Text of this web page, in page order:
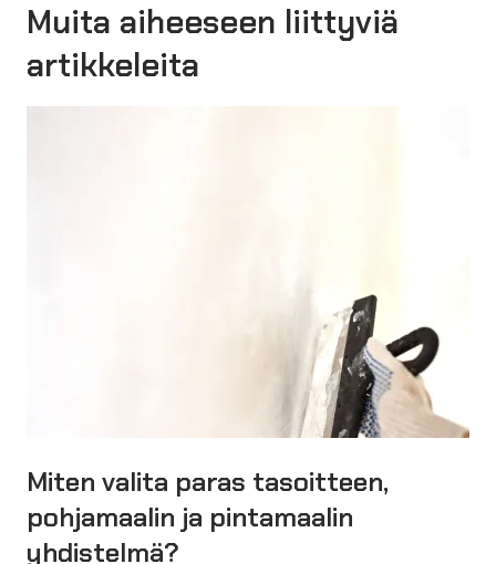
Muita aiheeseen liittyviä
artikkeleita
Miten valita paras tasoitteen,
pohjamaalin ja pintamaalin
yhdistelmä?